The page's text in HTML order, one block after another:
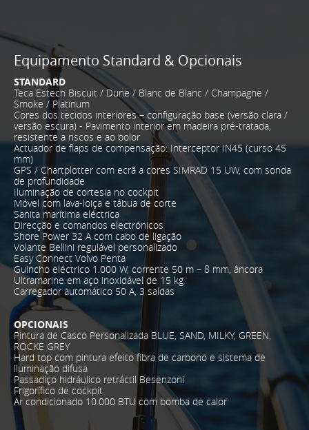
Equipamento Standard & Opcionais
STANDARD
Teca Estech Biscuit / Dune / Blanc de Blanc / Champagne /
Smoke / Platinum
Cores dos tecidos interiores – configuração base (versão clara /
versão escura) - Pavimento interior em madeira pré-tratada,
resistente a riscos e ao bolor
Actuador de flaps de compensação: Interceptor IN45 (curso 45
mm)
GPS / Chartplotter com ecrã a cores SIMRAD 15 UW, com sonda
de profundidade
Iluminação de cortesia no cockpit
Móvel com lava-loiça e tábua de corte
Sanita marítima eléctrica
Direcção e comandos electrónicos
Shore Power 32 A com cabo de ligação
Volante Bellini regulável personalizado
Easy Connect Volvo Penta
Guincho eléctrico 1.000 W, corrente 50 m – 8 mm, âncora
Ultramarine em aço inoxidável de 15 kg
Carregador automático 50 A, 3 saídas
OPCIONAIS
Pintura de Casco Personalizada BLUE, SAND, MILKY, GREEN,
ROCKE GREY
Hard top com pintura efeito fibra de carbono e sistema de
iluminação difusa
Passadiço hidráulico retráctil Besenzoni
Frigorífico de cockpit
Ar condicionado 10.000 BTU com bomba de calor